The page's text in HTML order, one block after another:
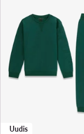
Uudis